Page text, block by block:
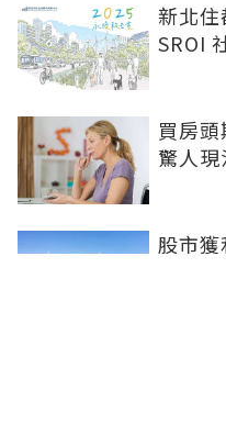
新北住
SROI
買房
驚人
股市